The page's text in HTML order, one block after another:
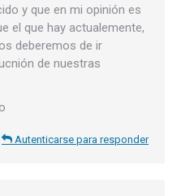
y que en mi opinión es
el que hay actualemente,
deberemos de ir
de nuestras
Autenticarse para responder